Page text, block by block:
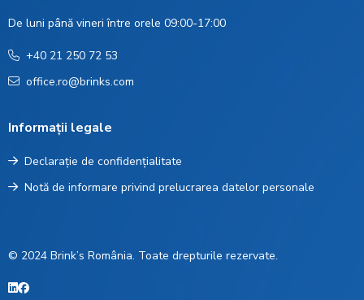
De luni până vineri între orele 09:00-17:00
+40 21 250 72 53
office.ro@brinks.com
Informații legale
Declarație de confidențialitate
Notă de informare privind prelucrarea datelor personale
© 2024 Brink’s România. Toate drepturile rezervate.
LinkedIn
Facebook